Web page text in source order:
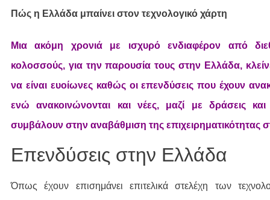
Πώς η Ελλάδα μπαίνει στον τεχνολογικό χάρτη
Mια ακόμη χρονιά με ισχυρό ενδιαφέρον από
κολοσσούς, για την παρουσία τους στην Ελλάδα,
να είναι ευοίωνες καθώς οι επενδύσεις που έχουν
ενώ ανακοινώνονται και νέες, μαζί με δράσεις
συμβάλουν στην αναβάθμιση της επιχειρηματικότητας
Επενδύσεις στην Ελλάδα
Όπως έχουν επισημάνει επιτελικά στελέχη των